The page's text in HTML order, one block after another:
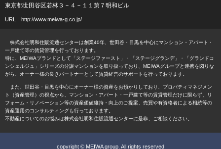
東京都世田谷区若林３－４－１１第７明和ビル
URL http://www.meiwa-g.co.jp/
株式会社明和住販流通センターは創業40年、世田谷・目黒を中心にマンション・アパート・
一戸建て等の賃貸管理を行っております。
特に、MEIWAブランドとして「ステージファースト」・「ステージグランデ」・「グランドコ
ンシェルジュ」シリーズの分譲マンションを取り扱っており、MEIWAグループと連携を図りな
がら、オーナー様の良きパートナーとして賃貸経営のサポートを行っております。
また、世田谷・目黒を中心にオーナー様の資産をお預かりしており、プロパティマネジメン
ト（資産管理）の視点から、マンション・アパート・一戸建て等の賃貸管理だけに限らず、リ
フォーム・リノベーション等の資産価値維持・向上のご提案、売買や有資格者による相続等の
資産運用のコンサルティングも行っております。
不動産についてのお悩みは株式会社明和住販流通センターに是非、ご相談ください。
copyright © MEIWA group. All rights reserved